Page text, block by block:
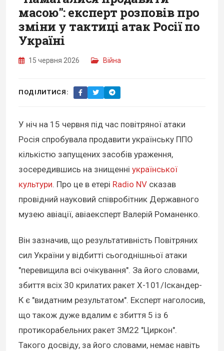
масою": експерт розповів про
зміни у тактиці атак Росії по
Україні
15 червня 2026 Війна
ПОДІЛИТИСЯ:
У ніч на 15 червня під час повітряної атаки
Росія спробувала продавити українську ППО
кількістю запущених засобів ураження,
зосередившись на знищенні української
культури. Про це в етері Radio NV сказав
провідний науковий співробітник Державного
музею авіації, авіаексперт Валерій Романенко.
Він зазначив, що результативність Повітряних
сил України у відбитті сьогоднішньої атаки
"перевищила всі очікування". За його словами,
збиття всіх 30 крилатих ракет Х-101/Іскандер-
К є "видатним результатом". Експерт наголосив,
що також дуже вдалим є збиття 5 із 6
протикорабельних ракет 3М22 "Циркон".
Такого досвіду, за його словами, немає навіть